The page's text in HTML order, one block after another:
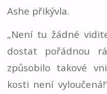
Ashe přikývla.
„Není tu žádné
dostat pořádnou
způsobilo takové
kosti není